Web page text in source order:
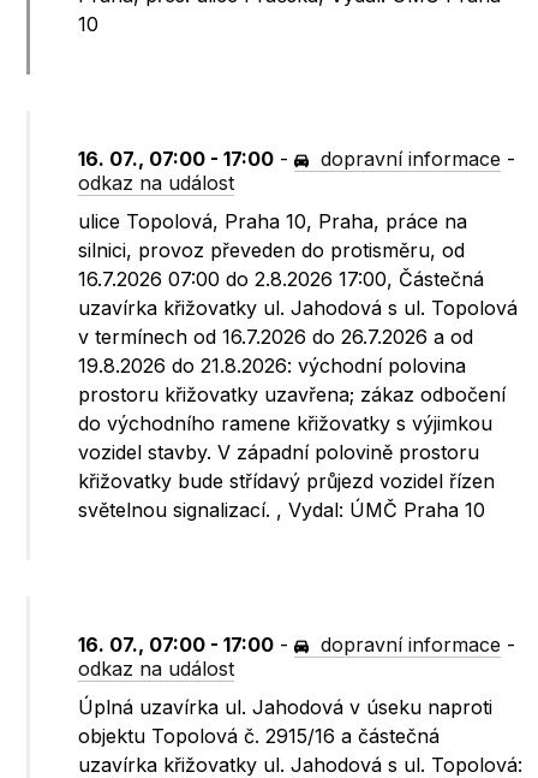
10
16. 07., 07:00 - 17:00 - dopravní informace -
odkaz na událost
ulice Topolová, Praha 10, Praha, práce na
silnici, provoz převeden do protisměru, od
16.7.2026 07:00 do 2.8.2026 17:00, Částečná
uzavírka křižovatky ul. Jahodová s ul. Topolová
v termínech od 16.7.2026 do 26.7.2026 a od
19.8.2026 do 21.8.2026: východní polovina
prostoru křižovatky uzavřena; zákaz odbočení
do východního ramene křižovatky s výjimkou
vozidel stavby. V západní polovině prostoru
křižovatky bude střídavý průjezd vozidel řízen
světelnou signalizací. , Vydal: ÚMČ Praha 10
16. 07., 07:00 - 17:00 - dopravní informace -
odkaz na událost
Úplná uzavírka ul. Jahodová v úseku naproti
objektu Topolová č. 2915/16 a částečná
uzavírka křižovatky ul. Jahodová s ul. Topolová: